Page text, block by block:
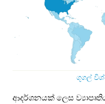
ගූගල්
ආදර්ශනයක් ලෙස